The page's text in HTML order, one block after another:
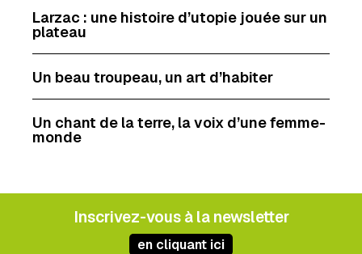
Larzac : une histoire d’utopie jouée sur un
plateau
Un beau troupeau, un art d’habiter
Un chant de la terre, la voix d’une femme-
monde
Inscrivez-vous à la newsletter
en cliquant ici